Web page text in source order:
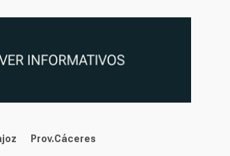
Prov.Cáceres